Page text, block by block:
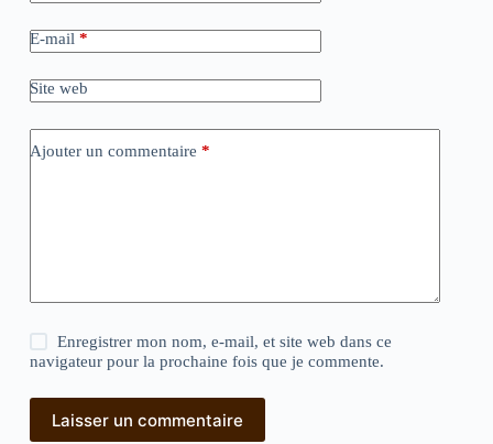
E-mail *
Site web
Ajouter un commentaire *
Enregistrer mon nom, e-mail, et site web dans ce
navigateur pour la prochaine fois que je commente.
Laisser un commentaire